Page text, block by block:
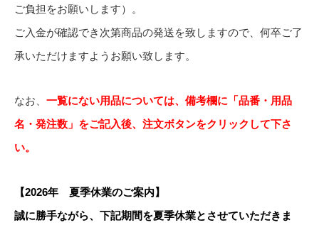
ご負担をお願いします）。
ご入金が確認でき次第商品の発送を致しますので、何卒ご了
承いただけますようお願い致します。
なお、 一覧にない用品については、備考欄に「品番・用品
名・発注数」をご記入後、注文ボタンをクリックして下さ
い。
【2026年 夏季休業のご案内】
誠に勝手ながら、下記期間を夏季休業とさせていただきま